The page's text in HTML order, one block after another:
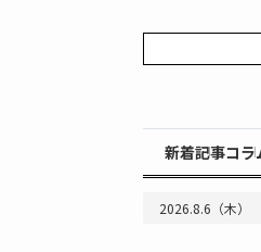
新着記事コラ
2026.8.6（木）